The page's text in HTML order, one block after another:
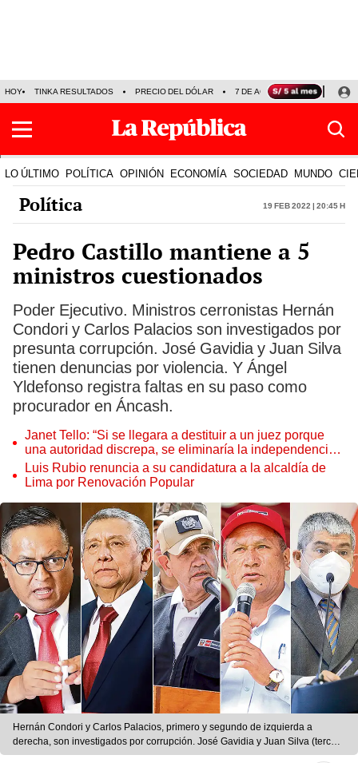
HOY TINKA RESULTADOS PRECIO DEL DÓLAR 7 DE AGOSTO OLLANTA
LO ÚLTIMO POLÍTICA OPINIÓN ECONOMÍA SOCIEDAD MUNDO
Política 19 Feb 2022 | 20:45 h
Pedro Castillo mantiene a 5
ministros cuestionados
Poder Ejecutivo. Ministros cerronistas Hernán
Condori y Carlos Palacios son investigados por
presunta corrupción. José Gavidia y Juan Silva
tienen denuncias por violencia. Y Ángel
Yldefonso registra faltas en su paso como
procurador en Áncash.
Janet Tello: “Si se llegara a destituir a un juez porque
una autoridad discrepa, se eliminaría la independencia
judicial”
Luis Rubio renuncia a su candidatura a la alcaldía de
Lima por Renovación Popular
Hernán Condori y Carlos Palacios, primero y segundo de izquierda a
derecha, son investigados por corrupción. José Gavidia y Juan Silva (tercero
y cuarto), tienen procesos por violencia. Ángel Yldelfonso registró 78 faltas